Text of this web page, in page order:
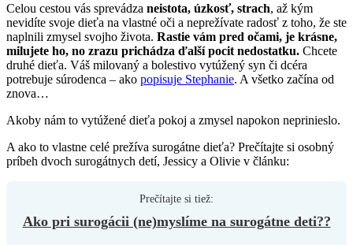
Celou cestou vás sprevádza neistota, úzkosť, strach, až kým
nevidíte svoje dieťa na vlastné oči a neprežívate radosť z toho, že ste
naplnili zmysel svojho života. Rastie vám pred očami, je krásne,
milujete ho, no zrazu prichádza ďalší pocit nedostatku. Chcete
druhé dieťa. Váš milovaný a bolestivo vytúžený syn či dcéra
potrebuje súrodenca – ako popisuje Stephanie. A všetko začína od
znova…
Akoby nám to vytúžené dieťa pokoj a zmysel napokon neprinieslo.
A ako to vlastne celé prežíva surogátne dieťa? Prečítajte si osobný
príbeh dvoch surogátnych detí, Jessicy a Olivie v článku:
Ako pri surogácii (ne)myslíme na surogátne deti??